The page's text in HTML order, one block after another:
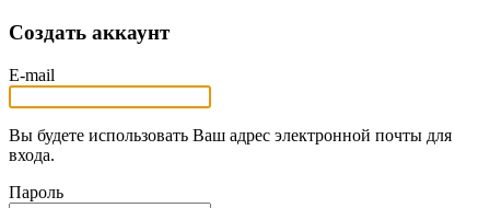
Создать аккаунт
E-mail
Вы будете использовать Ваш адрес электронной почты для
входа.
Пароль